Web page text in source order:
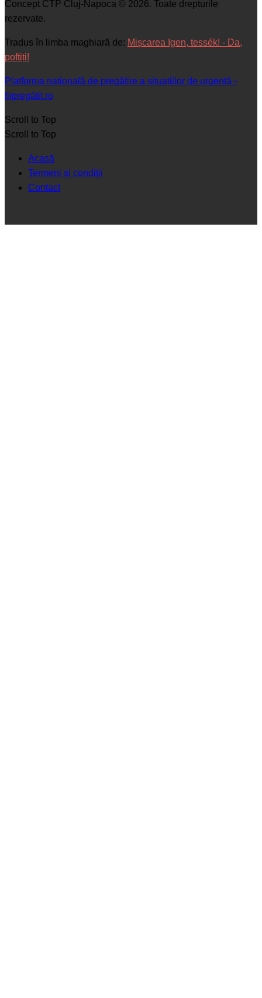
Concept CTP Cluj-Napoca © 2026. Toate drepturile
rezervate.
Tradus în limba maghiară de: Mișcarea Igen, tessék! - Da,
poftiți!
Platforma națională de pregătire a situațiilor de urgență -
fiipregătit.ro
Scroll to Top
Scroll to Top
Acasă
Termeni şi condiţii
Contact